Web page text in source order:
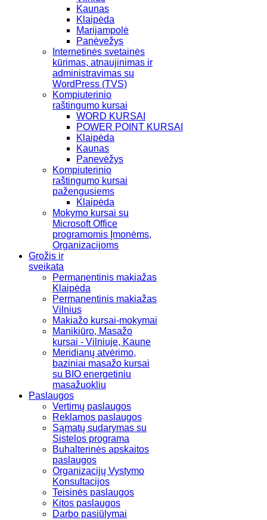
Kaunas
Klaipėda
Marijampolė
Panėvežys
Internetinės svetainės
kūrimas, atnaujinimas ir
administravimas su
WordPress (TVS)
Kompiuterinio
raštingumo kursai
WORD KURSAI
POWER POINT KURSAI
Klaipėda
Kaunas
Panevėžys
Kompiuterinio
raštingumo kursai
pažengusiems
Klaipėda
Mokymo kursai su
Microsoft Office
programomis Įmonėms,
Organizacijoms
Grožis ir
sveikata
Permanentinis makiažas
Klaipėda
Permanentinis makiažas
Vilnius
Makiažo kursai-mokymai
Manikiūro, Masažo
kursai - Vilniuje, Kaune
Meridianų atvėrimo,
baziniai masažo kursai
su BIO energetiniu
masažuokliu
Paslaugos
Vertimų paslaugos
Reklamos paslaugos
Sąmatų sudarymas su
Sistelos programa
Buhalterinės apskaitos
paslaugos
Organizacijų Vystymo
Konsultacijos
Teisinės paslaugos
Kitos paslaugos
Darbo pasiūlymai